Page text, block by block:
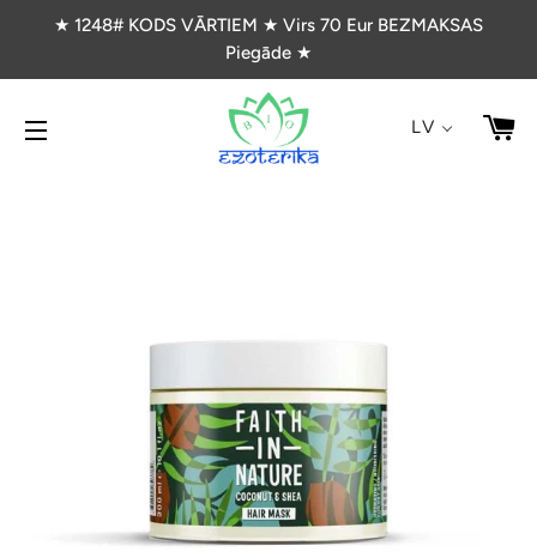
★ 1248# KODS VĀRTIEM ★ Virs 70 Eur BEZMAKSAS
Piegāde ★
VIETNES NAVIGĀCIJA
LV